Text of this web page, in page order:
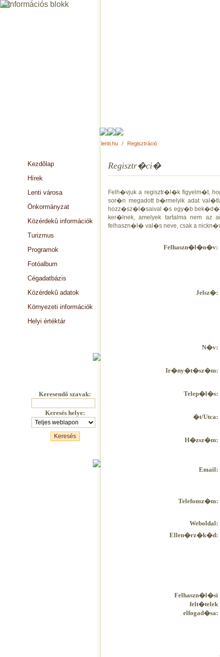
lenti.hu / Regisztráció
Kezdõlap
Hírek
Lenti városa
Önkormányzat
Közérdekû információk
Turizmus
Programok
Fotóalbum
Cégadatbázis
Közérdekû adatok
Környezeti információk
Helyi értéktár
Keresendő szavak:
Keresés helye:
Regisztr�ci�
Felh�vjuk a regisztr�l�k figyelm�t,
sor�n megadott b�rmelyik adat
hozz�sz�l�saival �s egy�b
ker�lnek, amelyek tartalma nem az
felhaszn�l� val�s neve, csak a
Felhaszn�l�n�v:
Jelsz�:
N�v:
Ir�ny�t�sz�m:
Telep�l�s:
�t/Utca:
H�zsz�m:
Email:
Telefonsz�m:
Weboldal:
Ellen�rz�k�d:
Felhaszn�l�si
felt�telek
elfogad�sa: